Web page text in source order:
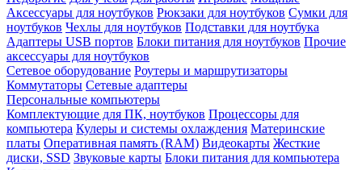
Аксессуары для ноутбуков Рюкзаки для ноутбуков Сумки для
ноутбуков Чехлы для ноутбуков Подставки для ноутбука
Адаптеры USB портов Блоки питания для ноутбуков Прочие
аксессуары для ноутбуков
Сетевое оборудование Роутеры и маршрутизаторы
Коммутаторы Сетевые адаптеры
Персональные компьютеры
Комплектующие для ПК, ноутбуков Процессоры для
компьютера Кулеры и системы охлаждения Материнские
платы Оперативная память (RAM) Видеокарты Жесткие
диски, SSD Звуковые карты Блоки питания для компьютера